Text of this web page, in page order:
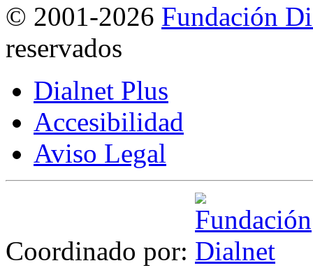
© 2001-2026 Fundación
reservados
Dialnet Plus
Accesibilidad
Aviso Legal
Coordinado por: